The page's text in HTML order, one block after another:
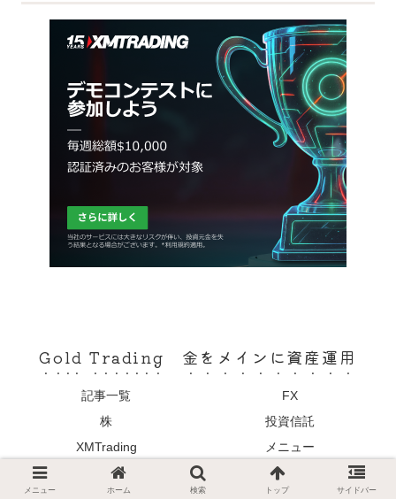
Gold Trading 金をメインに資産運用
記事一覧
FX
株
投資信託
XMTrading
メニュー
© 2021 Gold Trading 金をメインに資産運用.
メニュー ホーム 検索 トップ サイドバー